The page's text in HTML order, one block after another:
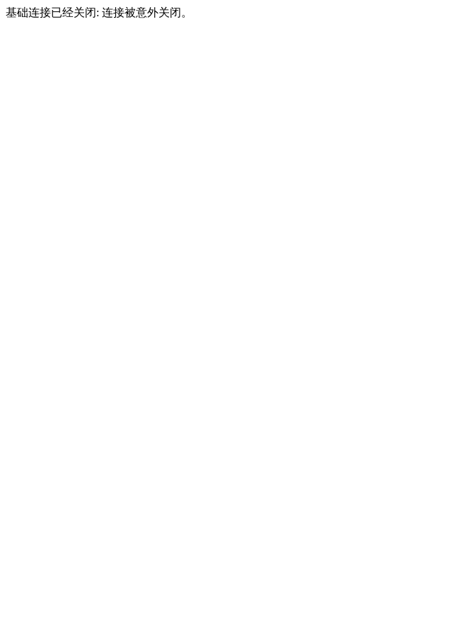
基础连接已经关闭: 连接被意外关闭。